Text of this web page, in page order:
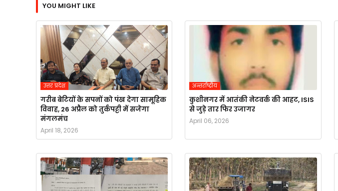
YOU MIGHT LIKE
उत्तर प्रदेश
गरीब बेटियों के सपनों को पंख देगा सामूहिक
विवाह, 26 अप्रैल को तुर्कपट्टी में सजेगा
मंगलमंच
April 18, 2026
अन्तर्राष्ट्रीय
कुशीनगर में आतंकी नेटवर्क की आहट, ISIS
से जुड़े तार फिर उजागर
April 06, 2026